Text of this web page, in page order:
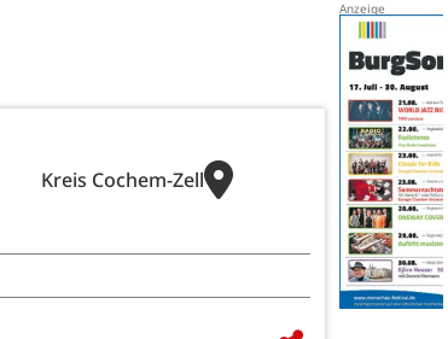
Kreis Cochem-Zell